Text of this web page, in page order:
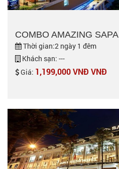
COMBO AMAZING SAPA
Thời gian:2 ngày 1 đêm
Khách sạn: ---
Giá: 1,199,000 VNĐ VNĐ